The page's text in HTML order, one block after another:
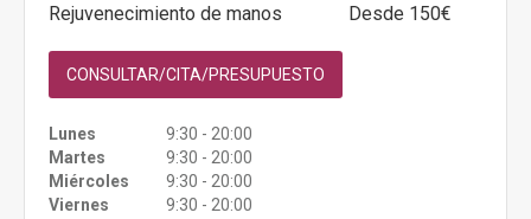
Rejuvenecimiento de manos
Desde 150€
CONSULTAR/CITA/PRESUPUESTO
Lunes
9:30 - 20:00
Martes
9:30 - 20:00
Miércoles
9:30 - 20:00
Viernes
9:30 - 20:00